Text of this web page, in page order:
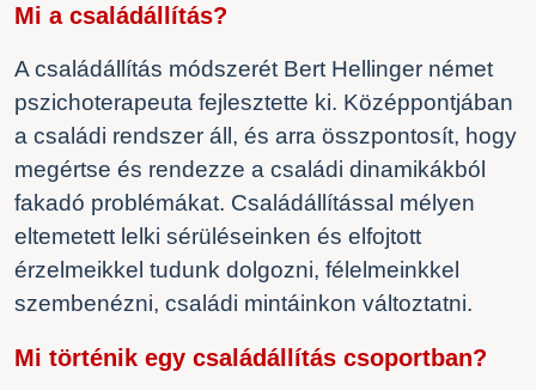
Mi a családállítás?
A családállítás módszerét Bert Hellinger német
pszichoterapeuta fejlesztette ki. Középpontjában
a családi rendszer áll, és arra összpontosít, hogy
megértse és rendezze a családi dinamikákból
fakadó problémákat. Családállítással mélyen
eltemetett lelki sérüléseinken és elfojtott
érzelmeikkel tudunk dolgozni, félelmeinkkel
szembenézni, családi mintáinkon változtatni.
Mi történik egy családállítás csoportban?